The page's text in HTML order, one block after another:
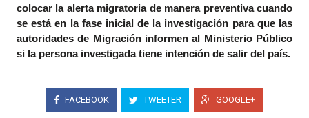
colocar la alerta migratoria de manera preventiva cuando
se está en la fase inicial de la investigación para que las
autoridades de Migración informen al Ministerio Público
si la persona investigada tiene intención de salir del país.
FACEBOOK TWEETER GOOGLE+